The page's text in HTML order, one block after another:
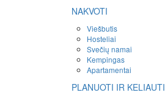
NAKVOTI
Viešbutis
Hosteliai
Svečių namai
Kempingas
Apartamentai
PLANUOTI IR KELIAUTI